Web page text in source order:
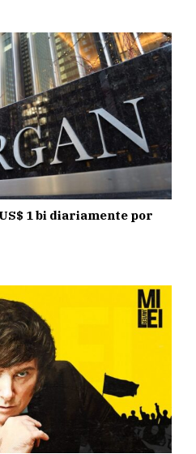
1 bi diariamente por